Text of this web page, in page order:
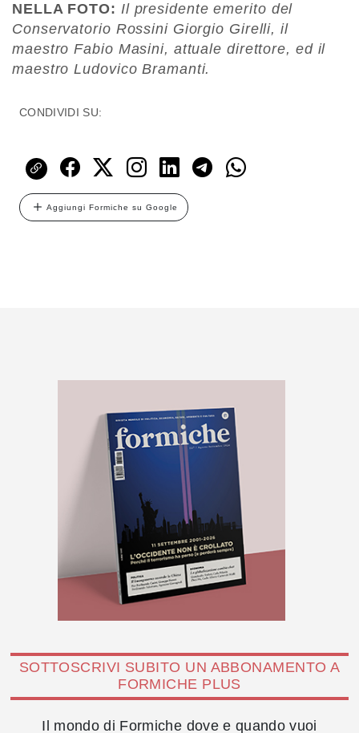
NELLA FOTO: Il presidente emerito del
Conservatorio Rossini Giorgio Girelli, il
maestro Fabio Masini, attuale direttore, ed il
maestro Ludovico Bramanti.
CONDIVIDI SU:
Aggiungi Formiche su Google
SOTTOSCRIVI SUBITO UN ABBONAMENTO A
FORMICHE PLUS
Il mondo di Formiche dove e quando vuoi